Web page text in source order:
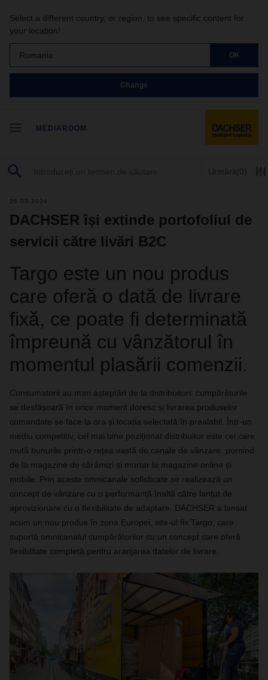
Select a different country, or region, to see specific content for
your location!
Romania OK
Change
MEDIAROOM
Urmărit(0)
26.03.2024
DACHSER își extinde portofoliul de
servicii către livări B2C
Targo este un nou produs
care oferă o dată de livrare
fixă, ce poate fi determinată
împreună cu vânzătorul în
momentul plasării comenzii.
Consumatorii au mari așteptări de la distribuitori: cumpărăturile
se desfășoară în orice moment doresc și livrarea produselor
comandate se face la ora și locația selectată în prealabil. Într-un
mediu competitiv, cel mai bine poziționat distribuitor este cel care
mută bunurile printr-o rețea vastă de canale de vânzare: pornind
de la magazine de cărămizi și mortar la magazine online și
mobile. Prin aceste omnicanale sofisticate se realizează un
concept de vânzare cu o performanță înaltă către lanțut de
aprovizionare cu o flexibilitate de adaptare. DACHSER a lansat
acum un nou produs în zona Europei, site-ul fix Targo, care
suportă omnicanalul cumpărătorilor cu un concept care oferă
flexiblitate completă pentru aranjarea datelor de livrare.